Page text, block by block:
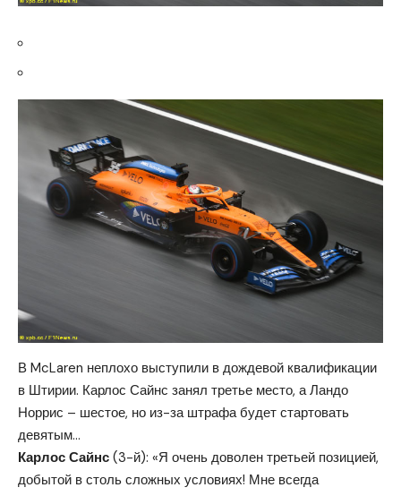
В McLaren неплохо выступили в дождевой квалификации
в Штирии. Карлос Сайнс занял третье место, а Ландо
Норрис – шестое, но из-за штрафа будет стартовать
девятым…
Карлос Сайнс (3-й): «Я очень доволен третьей позицией,
добытой в столь сложных условиях! Мне всегда